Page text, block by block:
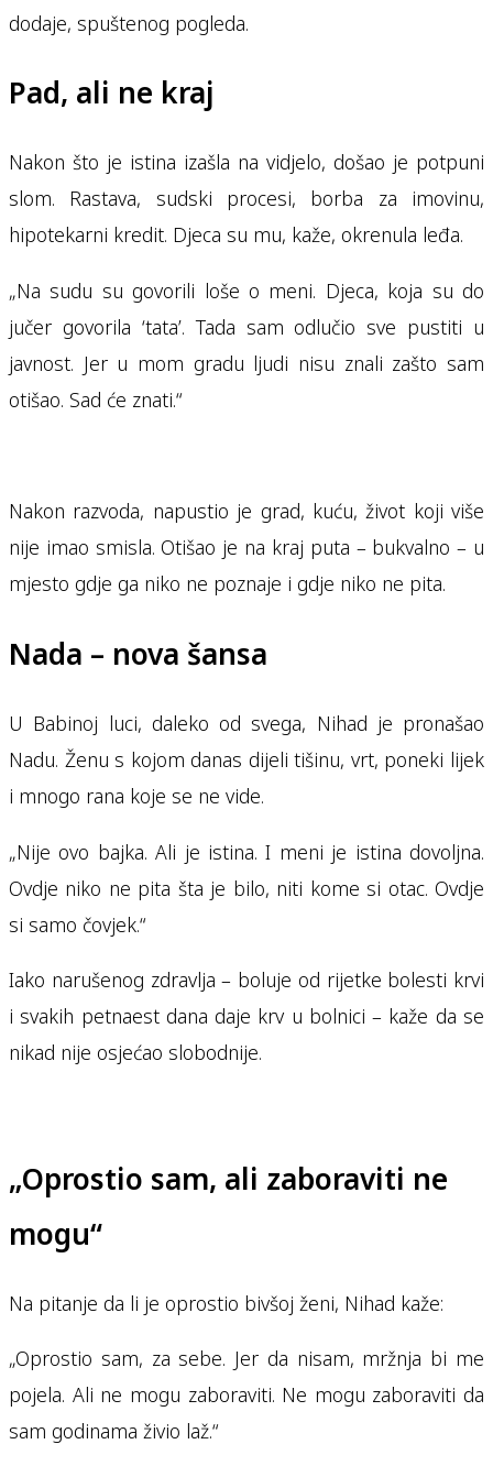
dodaje, spuštenog pogleda.
Pad, ali ne kraj
Nakon što je istina izašla na vidjelo, došao je potpuni
slom. Rastava, sudski procesi, borba za imovinu,
hipotekarni kredit. Djeca su mu, kaže, okrenula leđa.
„Na sudu su govorili loše o meni. Djeca, koja su do
jučer govorila ‘tata’. Tada sam odlučio sve pustiti u
javnost. Jer u mom gradu ljudi nisu znali zašto sam
otišao. Sad će znati.“
Nakon razvoda, napustio je grad, kuću, život koji više
nije imao smisla. Otišao je na kraj puta – bukvalno – u
mjesto gdje ga niko ne poznaje i gdje niko ne pita.
Nada – nova šansa
U Babinoj luci, daleko od svega, Nihad je pronašao
Nadu. Ženu s kojom danas dijeli tišinu, vrt, poneki lijek
i mnogo rana koje se ne vide.
„Nije ovo bajka. Ali je istina. I meni je istina dovoljna.
Ovdje niko ne pita šta je bilo, niti kome si otac. Ovdje
si samo čovjek.“
Iako narušenog zdravlja – boluje od rijetke bolesti krvi
i svakih petnaest dana daje krv u bolnici – kaže da se
nikad nije osjećao slobodnije.
„Oprostio sam, ali zaboraviti ne
mogu“
Na pitanje da li je oprostio bivšoj ženi, Nihad kaže:
„Oprostio sam, za sebe. Jer da nisam, mržnja bi me
pojela. Ali ne mogu zaboraviti. Ne mogu zaboraviti da
sam godinama živio laž.“